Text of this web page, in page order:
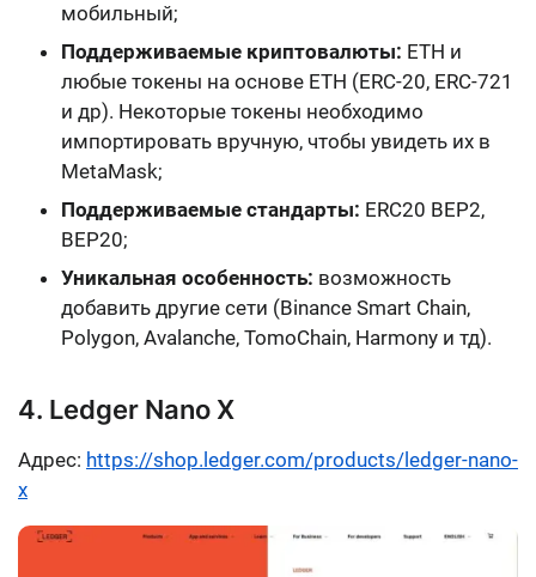
мобильный;
Поддерживаемые криптовалюты: ETH и
любые токены на основе ETH (ERC-20, ERC-721
и др). Некоторые токены необходимо
импортировать вручную, чтобы увидеть их в
MetaMask;
Поддерживаемые стандарты: ERC20 BEP2,
BEP20;
Уникальная особенность: возможность
добавить другие сети (Binance Smart Chain,
Polygon, Avalanche, TomoChain, Harmony и тд).
4. Ledger Nano X
Адрес: https://shop.ledger.com/products/ledger-nano-
x